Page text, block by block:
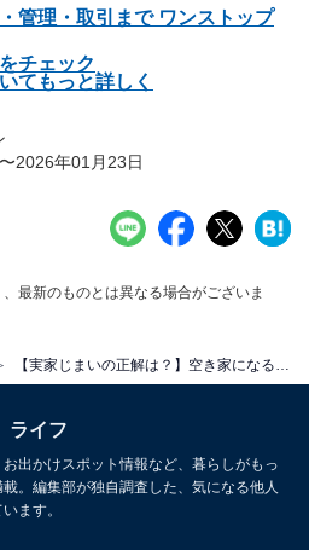
【実家じまいの正解は？】空き家になるかも……と悩んだら相談できる「アキサポ」の魅力
管理・取引まで ワンストップ
チェック
てもっと詳しく
2026年01月23日
最新のものとは異なる場合がございま
ライフ
出かけスポット情報など、暮らしがもっ
。編集部が独自調査した、気になる他人
ます。